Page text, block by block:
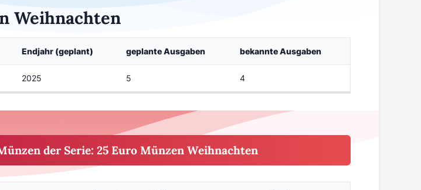
Weihnachten
Endjahr (geplant) geplante Ausgaben bekannte Ausgaben
2025 5 4
der Serie: 25 Euro Münzen Weihnachten